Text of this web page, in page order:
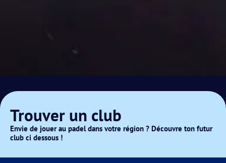
Trouver un club
Envie de jouer au padel dans votre région ? Découvre ton futur
club ci dessous !